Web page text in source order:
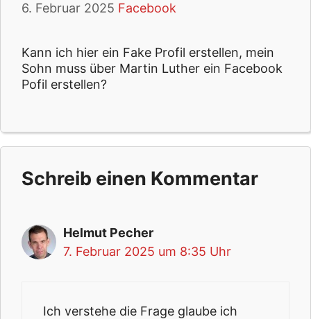
6. Februar 2025 Facebook
Kann ich hier ein Fake Profil erstellen, mein
Sohn muss über Martin Luther ein Facebook
Pofil erstellen?
Schreib einen Kommentar
Helmut Pecher
7. Februar 2025 um 8:35 Uhr
Ich verstehe die Frage glaube ich